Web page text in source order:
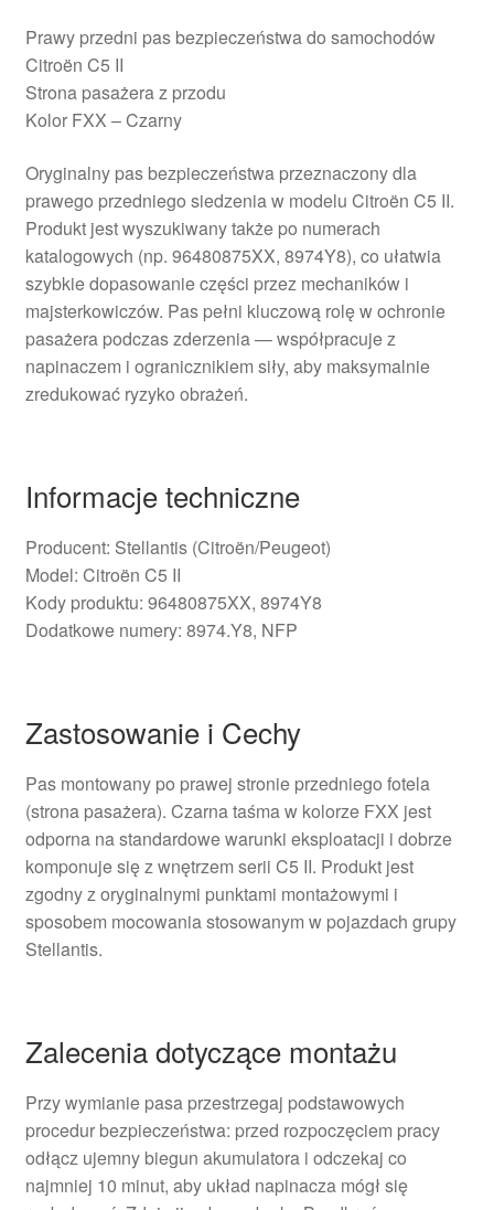
Prawy przedni pas bezpieczeństwa do samochodów
Citroën C5 II
Strona pasażera z przodu
Kolor FXX – Czarny
Oryginalny pas bezpieczeństwa przeznaczony dla
prawego przedniego siedzenia w modelu Citroën C5 II.
Produkt jest wyszukiwany także po numerach
katalogowych (np. 96480875XX, 8974Y8), co ułatwia
szybkie dopasowanie części przez mechaników i
majsterkowiczów. Pas pełni kluczową rolę w ochronie
pasażera podczas zderzenia — współpracuje z
napinaczem i ogranicznikiem siły, aby maksymalnie
zredukować ryzyko obrażeń.
Informacje techniczne
Producent: Stellantis (Citroën/Peugeot)
Model: Citroën C5 II
Kody produktu: 96480875XX, 8974Y8
Dodatkowe numery: 8974.Y8, NFP
Zastosowanie i Cechy
Pas montowany po prawej stronie przedniego fotela
(strona pasażera). Czarna taśma w kolorze FXX jest
odporna na standardowe warunki eksploatacji i dobrze
komponuje się z wnętrzem serii C5 II. Produkt jest
zgodny z oryginalnymi punktami montażowymi i
sposobem mocowania stosowanym w pojazdach grupy
Stellantis.
Zalecenia dotyczące montażu
Przy wymianie pasa przestrzegaj podstawowych
procedur bezpieczeństwa: przed rozpoczęciem pracy
odłącz ujemny biegun akumulatora i odczekaj co
najmniej 10 minut, aby układ napinacza mógł się